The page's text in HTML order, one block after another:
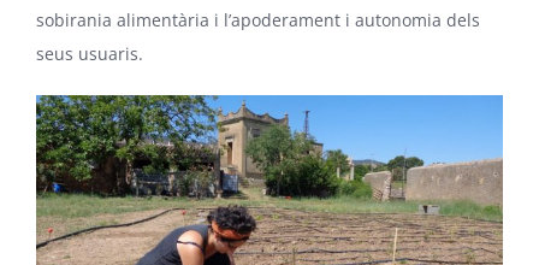
sobirania alimentària i l’apoderament i autonomia dels
seus usuaris.